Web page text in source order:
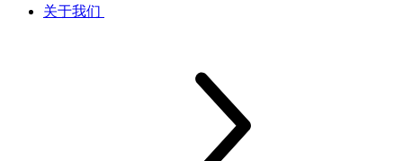
关于我们